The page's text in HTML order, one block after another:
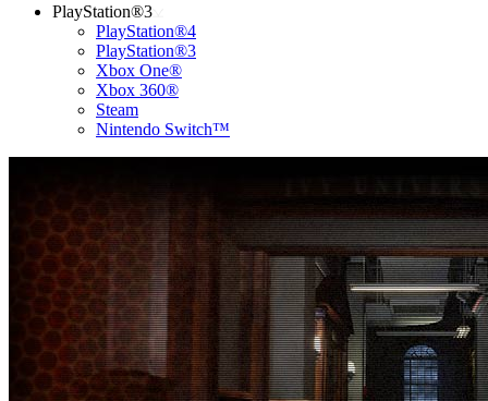
PlayStation®3
PlayStation®4
PlayStation®3
Xbox One®
Xbox 360®
Steam
Nintendo Switch™